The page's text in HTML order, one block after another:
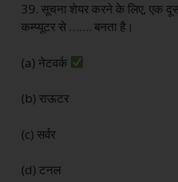
39. सूचना शेयर करने के लिए, एक
कम्प्यूटर से ……. बनता है।
(a) नेटवर्क
(b) राऊटर
(c) सर्वर
(d) टनल